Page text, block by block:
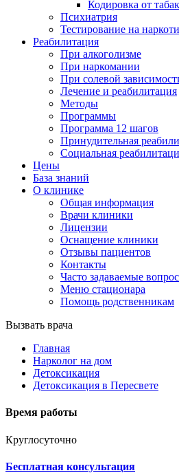
Кодировка от
Психиатрия
Тестирование на
Реабилитация
При алкоголизме
При наркомании
При солевой
Лечение и реабилитация
Методы
Программы
Программа 12 шагов
Принудительная
Социальная
Цены
База знаний
О клинике
Общая информация
Врачи клиники
Лицензии
Оснащение клиники
Отзывы пациентов
Контакты
Часто задаваемые
Меню стационара
Помощь родственникам
Вызвать врача
Главная
Нарколог на дом
Детоксикация
Детоксикация в Пересвете
Время работы
Круглосуточно
Бесплатная консультация